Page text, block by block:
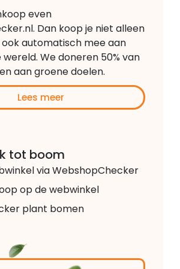
even
Dan koop je niet alleen
ook automatisch mee aan
We doneren 50% van
aan groene doelen.
Lees meer
tot boom
via WebshopChecker
op de webwinkel
plant bomen